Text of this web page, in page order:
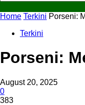
Home Terkini Porseni:
Terkini
Porseni:
August 20, 2025
0
383